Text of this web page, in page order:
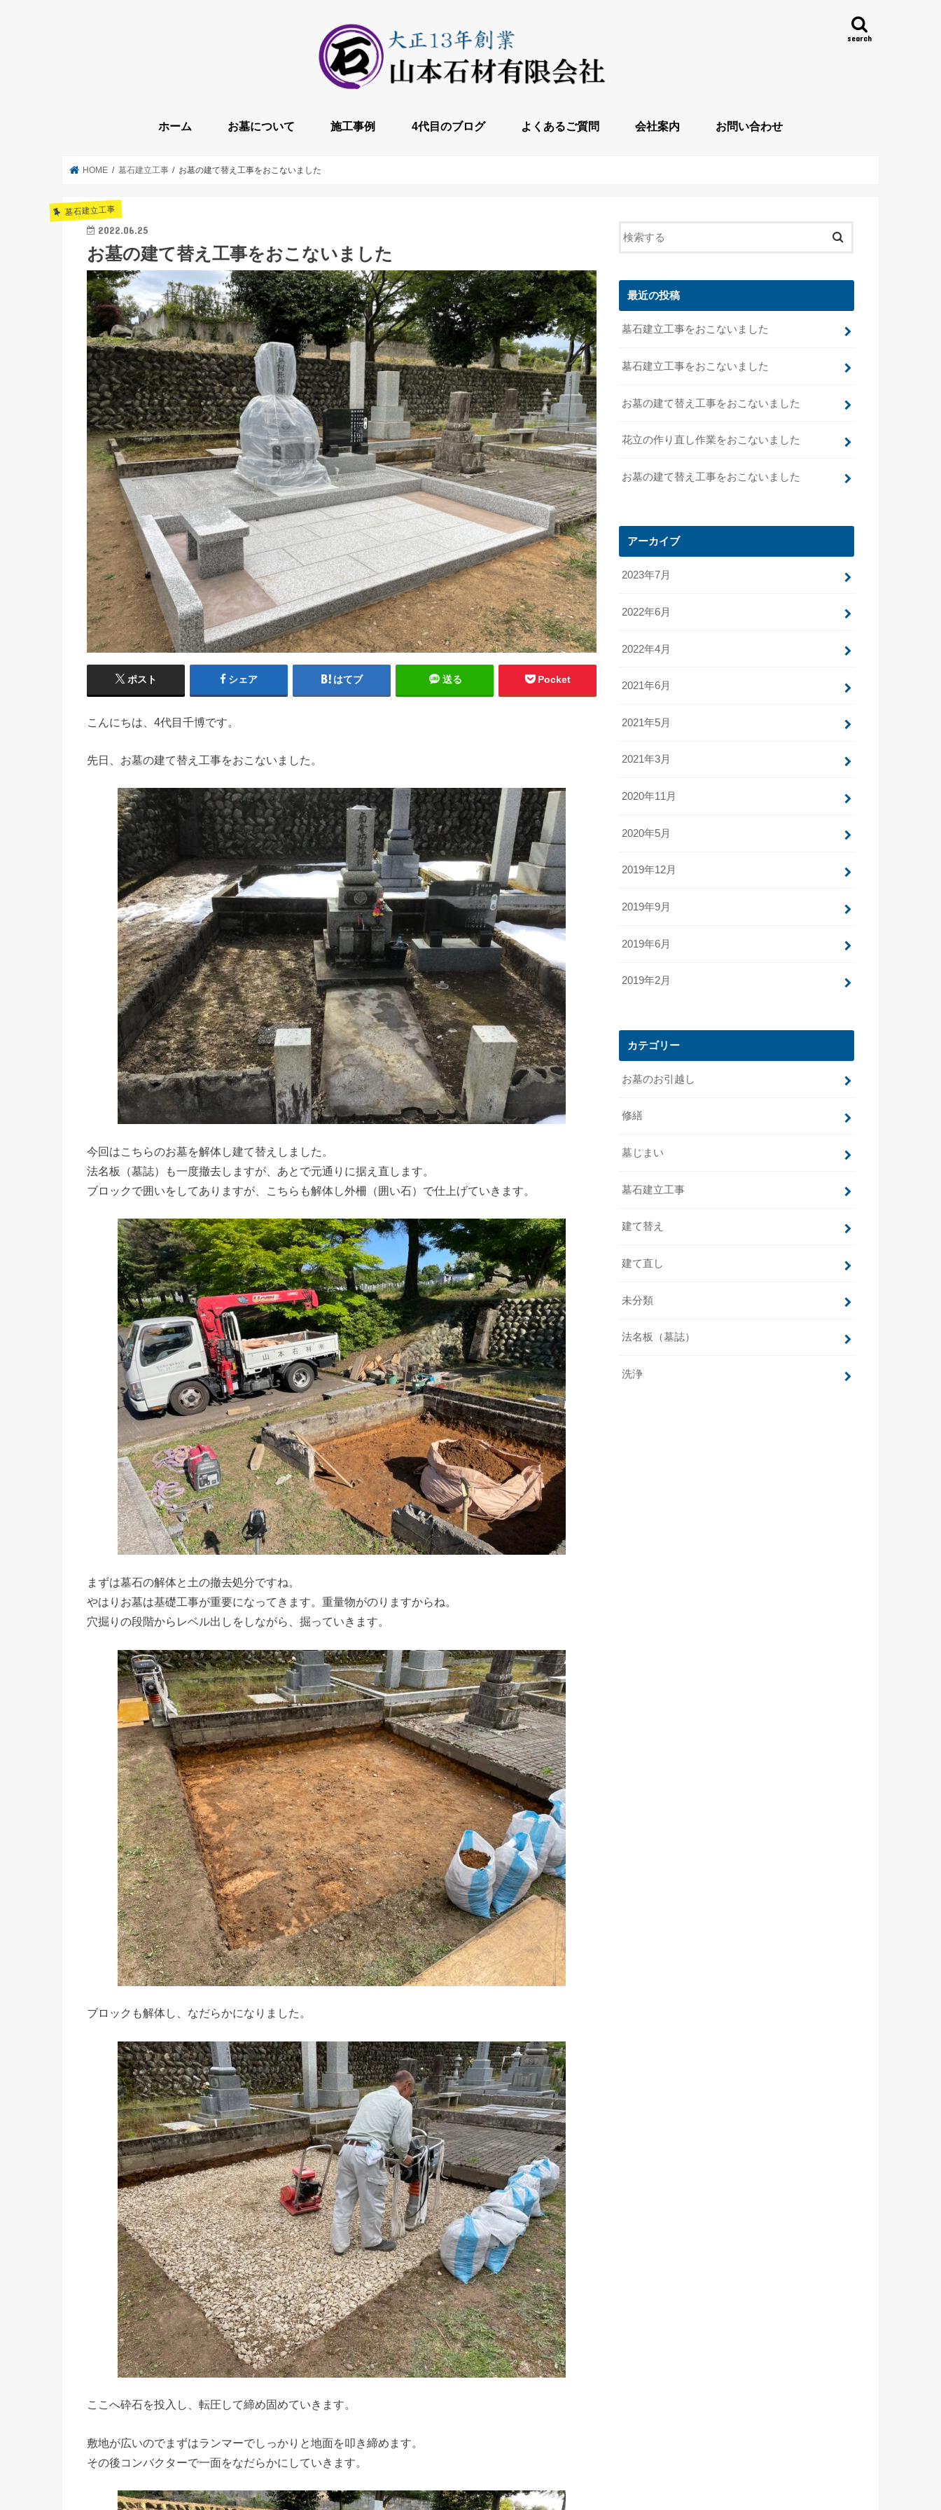
search
ホーム お墓について 施工事例 4代目のブログ よくあるご質問 会社案内 お問い合わせ
HOME 墓石建立工事 お墓の建て替え工事をおこないました
墓石建立工事
2022.06.25
お墓の建て替え工事をおこないました
ポスト シェア はてブ 送る Pocket
こんにちは、4代目千博です。
先日、お墓の建て替え工事をおこないました。
今回はこちらのお墓を解体し建て替えしました。
法名板（墓誌）も一度撤去しますが、あとで元通りに据え直します。
ブロックで囲いをしてありますが、こちらも解体し外柵（囲い石）で仕上げていきます。
まずは墓石の解体と土の撤去処分ですね。
やはりお墓は基礎工事が重要になってきます。重量物がのりますからね。
穴掘りの段階からレベル出しをしながら、掘っていきます。
ブロックも解体し、なだらかになりました。
ここへ砕石を投入し、転圧して締め固めていきます。
敷地が広いのでまずはランマーでしっかりと地面を叩き締めます。
その後コンバクターで一面をなだらかにしていきます。
最近の投稿
墓石建立工事をおこないました
墓石建立工事をおこないました
お墓の建て替え工事をおこないました
花立の作り直し作業をおこないました
お墓の建て替え工事をおこないました
アーカイブ
2023年7月
2022年6月
2022年4月
2021年6月
2021年5月
2021年3月
2020年11月
2020年5月
2019年12月
2019年9月
2019年6月
2019年2月
カテゴリー
お墓のお引越し
修繕
墓じまい
墓石建立工事
建て替え
建て直し
未分類
法名板（墓誌）
洗浄